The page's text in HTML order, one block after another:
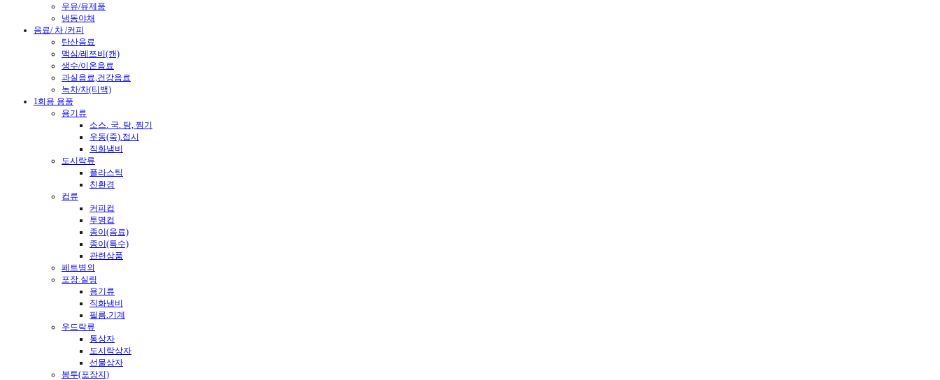
우유/유제품
냉동야채
음료/ 차 /커피
탄산음료
맥심/레쯔비(캔)
생수/이온음료
과실음료,건강음료
녹차/차(티백)
1회용 용품
용기류
소스. 국. 탕, 찜기
우동(죽).접시
직화냄비
도시락류
플라스틱
친환경
컵류
커피컵
투명컵
종이(음료)
종이(특수)
관련상품
페트병외
포장.실링
용기류
직화냄비
필름.기계
우드락류
통상자
도시락상자
선물상자
봉투(포장지)